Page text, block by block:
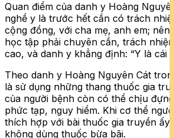
Quan điểm của danh y Hoàng
nghề y là trước hết cần có trách
cộng đồng, với cha mẹ, anh em; nên
học tập phải chuyên cần, trách
cao, và danh y khẳng định: “Y là cái
Theo danh y Hoàng Nguyên Cát
là sử dụng những thang thuốc gia
của người bệnh còn có thể chịu đựng
phức tạp, nguy hiểm. Khi cơ thể
thích hợp với bài thuốc gia truyền ấy,
không dùng thuốc bừa bãi.